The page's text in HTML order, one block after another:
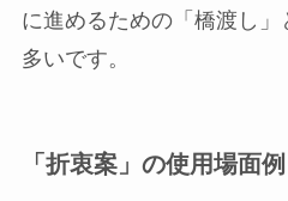
に進めるための「橋渡し
多いです。
「折衷案」の使用場面例